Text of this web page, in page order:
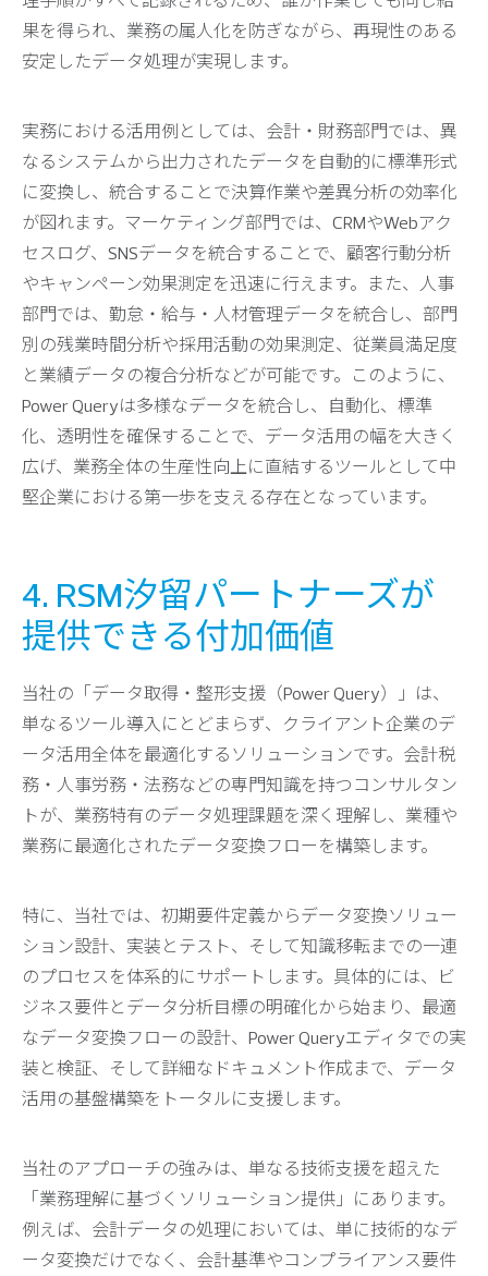
果を得られ、業務の属人化を防ぎながら、再現性のある
安定したデータ処理が実現します。
実務における活用例としては、会計・財務部門では、異
なるシステムから出力されたデータを自動的に標準形式
に変換し、統合することで決算作業や差異分析の効率化
が図れます。マーケティング部門では、CRMやWebアク
セスログ、SNSデータを統合することで、顧客行動分析
やキャンペーン効果測定を迅速に行えます。また、人事
部門では、勤怠・給与・人材管理データを統合し、部門
別の残業時間分析や採用活動の効果測定、従業員満足度
と業績データの複合分析などが可能です。このように、
Power Queryは多様なデータを統合し、自動化、標準
化、透明性を確保することで、データ活用の幅を大きく
広げ、業務全体の生産性向上に直結するツールとして中
堅企業における第一歩を支える存在となっています。
4. RSM汐留パートナーズが
提供できる付加価値
当社の「データ取得・整形支援（Power Query）」は、
単なるツール導入にとどまらず、クライアント企業のデ
ータ活用全体を最適化するソリューションです。会計税
務・人事労務・法務などの専門知識を持つコンサルタン
トが、業務特有のデータ処理課題を深く理解し、業種や
業務に最適化されたデータ変換フローを構築します。
特に、当社では、初期要件定義からデータ変換ソリュー
ション設計、実装とテスト、そして知識移転までの一連
のプロセスを体系的にサポートします。具体的には、ビ
ジネス要件とデータ分析目標の明確化から始まり、最適
なデータ変換フローの設計、Power Queryエディタでの実
装と検証、そして詳細なドキュメント作成まで、データ
活用の基盤構築をトータルに支援します。
当社のアプローチの強みは、単なる技術支援を超えた
「業務理解に基づくソリューション提供」にあります。
例えば、会計データの処理においては、単に技術的なデ
ータ変換だけでなく、会計基準やコンプライアンス要件